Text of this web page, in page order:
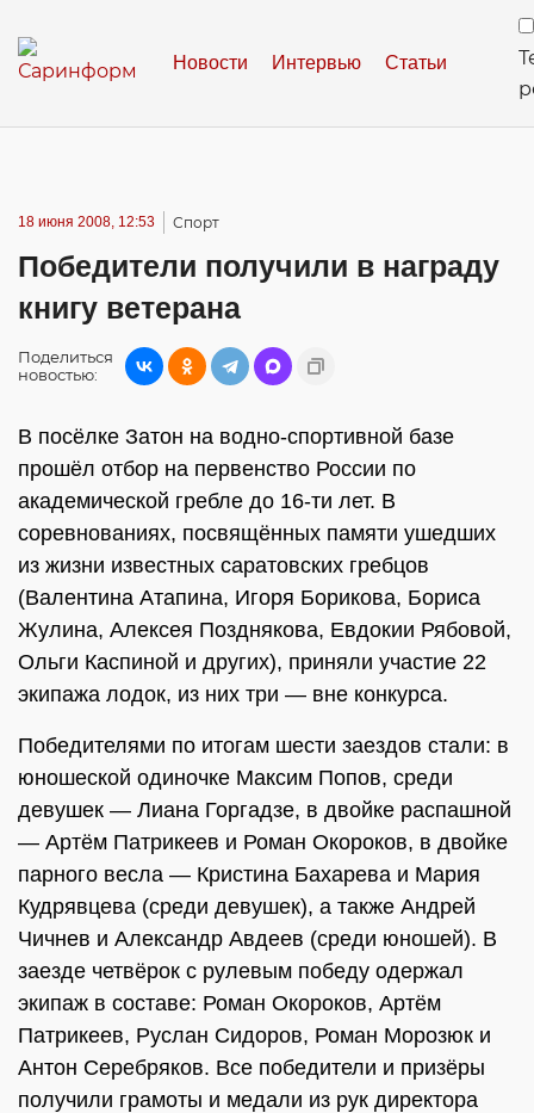
Новости Интервью Статьи
18 июня 2008, 12:53 Спорт
Победители получили в награду
книгу ветерана
Поделиться
новостью:
В посёлке Затон на водно-спортивной базе
прошёл отбор на первенство России по
академической гребле до 16-ти лет. В
соревнованиях, посвящённых памяти ушедших
из жизни известных саратовских гребцов
(Валентина Атапина, Игоря Борикова, Бориса
Жулина, Алексея Позднякова, Евдокии Рябовой,
Ольги Каспиной и других), приняли участие 22
экипажа лодок, из них три — вне конкурса.
Победителями по итогам шести заездов стали: в
юношеской одиночке Максим Попов, среди
девушек — Лиана Горгадзе, в двойке распашной
— Артём Патрикеев и Роман Окороков, в двойке
парного весла — Кристина Бахарева и Мария
Кудрявцева (среди девушек), а также Андрей
Чичнев и Александр Авдеев (среди юношей). В
заезде четвёрок с рулевым победу одержал
экипаж в составе: Роман Окороков, Артём
Патрикеев, Руслан Сидоров, Роман Морозюк и
Антон Серебряков. Все победители и призёры
получили грамоты и медали из рук директора